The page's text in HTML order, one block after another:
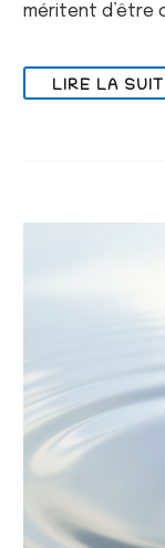
méritent d’être
LIRE LA